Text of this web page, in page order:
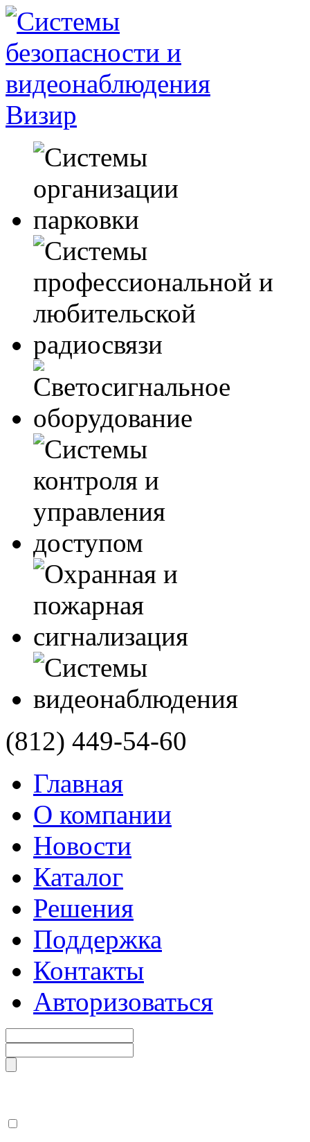
(812) 449-54-60
Главная
О компании
Новости
Каталог
Решения
Поддержка
Контакты
Авторизоваться